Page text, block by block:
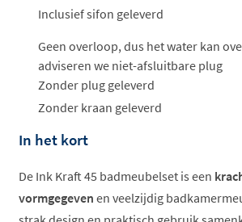
Inclusief sifon geleverd
Geen overloop, dus het water kan
adviseren we niet-afsluitbare plug
Zonder plug geleverd
Zonder kraan geleverd
In het kort
De Ink Kraft 45 badmeubelset is een
vormgegeven en veelzijdig